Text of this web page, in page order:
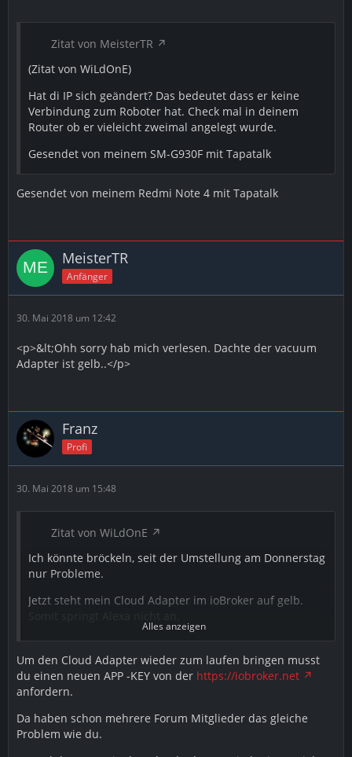
Zitat von MeisterTR
(Zitat von WiLdOnE)
Hat di IP sich geändert? Das bedeutet dass er keine
Verbindung zum Roboter hat. Check mal in deinem
Router ob er vieleicht zweimal angelegt wurde.
Gesendet von meinem SM-G930F mit Tapatalk
Gesendet von meinem Redmi Note 4 mit Tapatalk
MeisterTR
Anfänger
30. Mai 2018 um 12:42
<p>&lt;Ohh sorry hab mich verlesen. Dachte der vacuum
Adapter ist gelb..</p>
Franz
Profi
30. Mai 2018 um 15:48
Zitat von WiLdOnE
Ich könnte bröckeln, seit der Umstellung am Donnerstag
nur Probleme.
Jetzt steht mein Cloud Adapter im ioBroker auf gelb.
Reaktivieren und Neuinstallation helfen nicht.
Wer hat das gleiche Problem und kann helfen?
Grüße
Alles anzeigen
Um den Cloud Adapter wieder zum laufen bringen musst
du einen neuen APP -KEY von der https://iobroker.net
anfordern.
Da haben schon mehrere Forum Mitglieder das gleiche
Problem wie du.